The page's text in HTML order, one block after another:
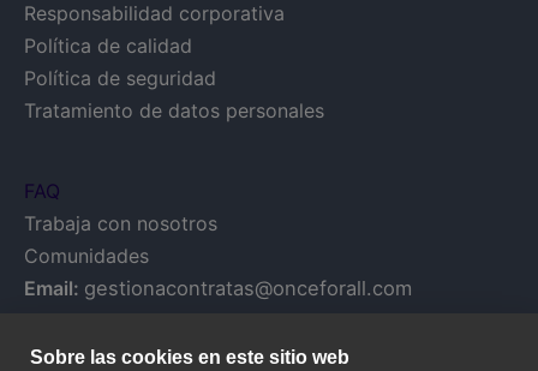
Responsabilidad corporativa
Política de calidad
Política de seguridad
Tratamiento de datos personales
FAQ
Trabaja con nosotros
Comunidades
Email: gestionacontratas@onceforall.com
Sobre las cookies en este sitio web